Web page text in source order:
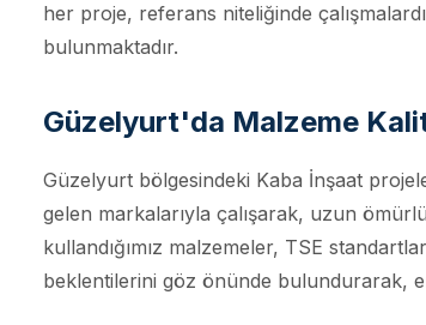
her proje, referans niteliğinde
bulunmaktadır.
Güzelyurt'da Malzeme
Güzelyurt bölgesindeki Kaba İnşaat
gelen markalarıyla çalışarak, uzun
kullandığımız malzemeler, TSE
beklentilerini göz önünde bulundurarak,